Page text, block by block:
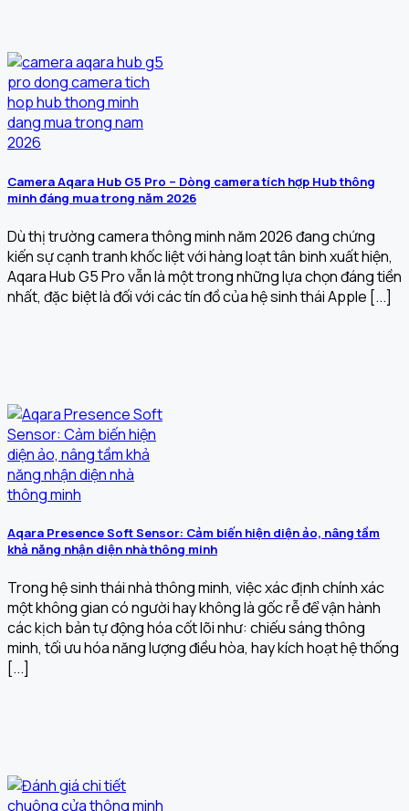
Camera Aqara Hub G5 Pro – Dòng camera tích hợp Hub thông
minh đáng mua trong năm 2026
Dù thị trường camera thông minh năm 2026 đang chứng
kiến sự cạnh tranh khốc liệt với hàng loạt tân binh xuất hiện,
Aqara Hub G5 Pro vẫn là một trong những lựa chọn đáng tiền
nhất, đặc biệt là đối với các tín đồ của hệ sinh thái Apple [...]
Aqara Presence Soft Sensor: Cảm biến hiện diện ảo, nâng tầm
khả năng nhận diện nhà thông minh
Trong hệ sinh thái nhà thông minh, việc xác định chính xác
một không gian có người hay không là gốc rễ để vận hành
các kịch bản tự động hóa cốt lõi như: chiếu sáng thông
minh, tối ưu hóa năng lượng điều hòa, hay kích hoạt hệ thống
[...]